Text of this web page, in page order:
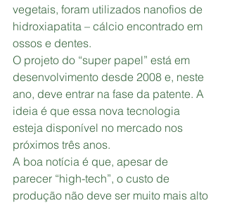
vegetais, foram utilizados nanofios de
hidroxiapatita – cálcio encontrado em
ossos e dentes.
O projeto do “super papel” está em
desenvolvimento desde 2008 e, neste
ano, deve entrar na fase da patente. A
ideia é que essa nova tecnologia
esteja disponível no mercado nos
próximos três anos.
A boa notícia é que, apesar de
parecer “high-tech”, o custo de
produção não deve ser muito mais alto